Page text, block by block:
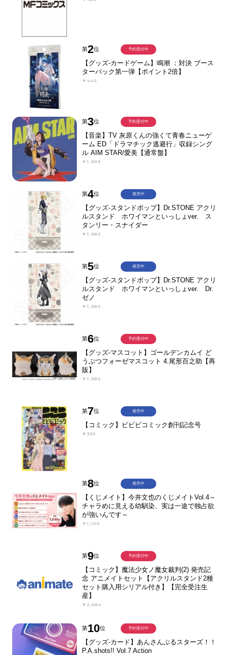
第2位
【グッズ-カードゲーム】鳴潮 ：対決 ブース
ターパック第一弾【ポイント2倍】
￥440
予約受付中
第3位
【音楽】TV 灰原くんの強くて青春ニューゲ
ーム ED「ドラマチック逃避行」収録シング
ル AIM STAR/愛美【通常盤】
￥1,999
予約受付中
第4位
【グッズ-スタンドポップ】Dr.STONE アクリ
ルスタンド ホワイマンといっしょver. ス
タンリー・スナイダー
￥1,980
発売中
第5位
【グッズ-スタンドポップ】Dr.STONE アクリ
ルスタンド ホワイマンといっしょver. Dr.
ゼノ
￥1,980
発売中
第6位
【グッズ-マスコット】ゴールデンカムイ ど
うぶつフォーゼマスコット 4.尾形百之助【再
販】
￥1,980
予約受付中
第7位
【コミック】ビビビコミック創刊記念号
￥935
発売中
第8位
【くじメイト】今井文也のくじメイトVol.4～
チャラめに見える幼馴染、実は一途で独占欲
が強いんです～
￥1,100
発売中
第9位
【コミック】魔法少女ノ魔女裁判(2) 発売記
念 アニメイトセット【アクリルスタンド2種
セット購入用シリアル付き】【完全受注生
産】
￥2,684
予約受付中
第10位
【グッズ-カード】あんさんぶるスターズ！！
P.A.shots!! Vol.7 Action
予約受付中